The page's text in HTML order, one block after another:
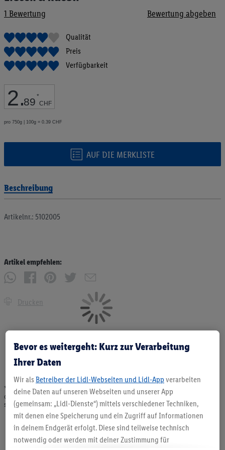
1 Bewertung Bewertung abgeben
Qualität
Preis
Verfügbarkeit
2.89 *
CHF
pro 750g | 100g = 0.39 CHF
AUF DIE MERKLISTE
springen
Beschreibung
Artikelnr.: 5102005
Artikel empfehlen:
Drucken
* Angebote solange Vorrat. Abgabe nur in haushaltsüblichen Mengen. Verkauf
ohne Dekoration. Die hier beworbenen Produkte, vor allem NonFood-Produkte,
sind nicht alle dauerhaft im Sortiment. Abbildungen ähnlich.
Bevor es weitergeht: Kurz zur Verarbeitung
Ihrer Daten
Wir als Betreiber der Lidl-Webseiten und Lidl-App verarbeiten
deine Daten auf unseren Webseiten und unserer App
(gemeinsam: „Lidl-Dienste“) mittels verschiedener Techniken,
mit denen eine Speicherung und ein Zugriff auf Informationen
in deinem Endgerät erfolgt. Diese sind teilweise technisch
notwendig oder werden mit deiner Zustimmung für